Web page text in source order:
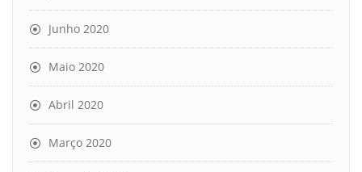
Junho 2020
Maio 2020
Abril 2020
Março 2020